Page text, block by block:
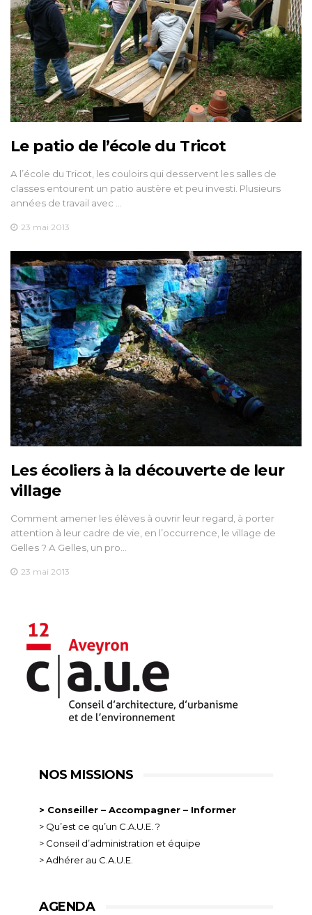
Le patio de l’école du Tricot
A l’école du Tricot, les couloirs qui desservent les salles de
classes entourent un patio austère et peu investi. Plusieurs
années de travail avec …
23 mai 2013
Les écoliers à la découverte de leur
village
Comment amener les élèves à ouvrir leur regard, à porter
attention à leur cadre de vie, en l’occurrence, le village de
Gelles ? A Gelles, un pro…
23 mai 2013
NOS MISSIONS
> Conseiller – Accompagner – Informer
> Qu’est ce qu’un C.A.U.E. ?
> Conseil d’administration et équipe
> Adhérer au C.A.U.E.
AGENDA